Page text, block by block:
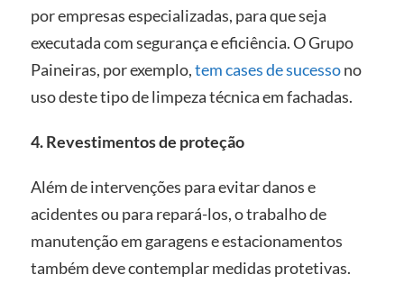
por empresas especializadas, para que seja
executada com segurança e eficiência. O Grupo
Paineiras, por exemplo,tem cases de sucessono
uso deste tipo de limpeza técnica em fachadas.
4. Revestimentos de proteção
Além de intervenções para evitar danos e
acidentes ou para repará-los, o trabalho de
manutenção em garagens e estacionamentos
também deve contemplar medidas protetivas.